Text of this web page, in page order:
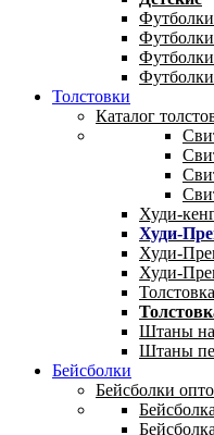
Футболки
Толстовки
Каталог
Худи-
Худи-
Худи-
Худи-
Штаны
Штаны
Бейсболки
Бейсболки